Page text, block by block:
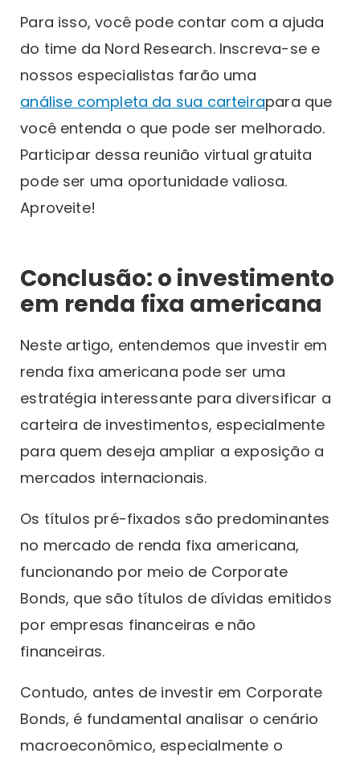
Para isso, você pode contar com a ajuda
do time da Nord Research. Inscreva-se e
nossos especialistas farão uma
análise completa da sua carteirapara que
você entenda o que pode ser melhorado.
Participar dessa reunião virtual gratuita
pode ser uma oportunidade valiosa.
Aproveite!
Conclusão: o investimento
em renda fixa americana
Neste artigo, entendemos que investir em
renda fixa americana pode ser uma
estratégia interessante para diversificar a
carteira de investimentos, especialmente
para quem deseja ampliar a exposição a
mercados internacionais.
Os títulos pré-fixados são predominantes
no mercado de renda fixa americana,
funcionando por meio de Corporate
Bonds, que são títulos de dívidas emitidos
por empresas financeiras e não
financeiras.
Contudo, antes de investir em Corporate
Bonds, é fundamental analisar o cenário
macroeconômico, especialmente o